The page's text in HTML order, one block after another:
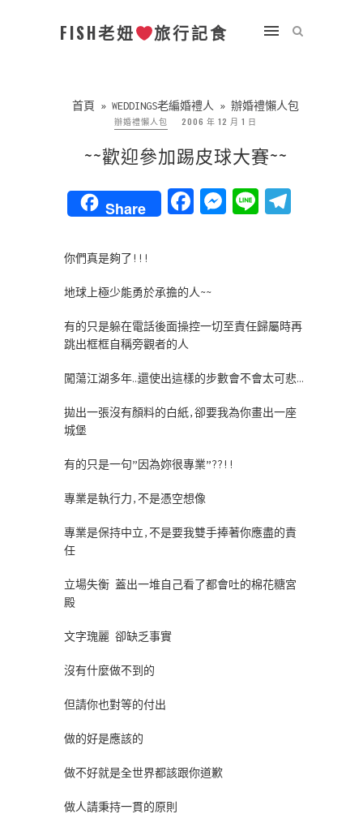
FISH老妞 旅行記食
首頁 » WEDDINGS老編婚禮人 » 辦婚禮懶人包
辦婚禮懶人包
2006 年 12 月 1 日
~~歡迎參加踢皮球大賽~~
Share Facebook
Messenger
Line
你們真是夠了!!!
地球上極少能勇於承擔的人~~
有的只是躲在電話後面操控一切至責任歸屬時再
跳出框框自稱旁觀者的人
闖蕩江湖多年…還使出這樣的步數會不會太可悲…
拋出一張沒有顏料的白紙,卻要我為你畫出一座
城堡
有的只是一句”因為妳很專業”??!!
專業是執行力,不是憑空想像
專業是保持中立,不是要我雙手捧著你應盡的責
任
立場失衡 蓋出一堆自己看了都會吐的棉花糖宮
殿
文字瑰麗 卻缺乏事實
沒有什麼做不到的
但請你也對等的付出
做的好是應該的
做不好就是全世界都該跟你道歉
做人請秉持一貫的原則